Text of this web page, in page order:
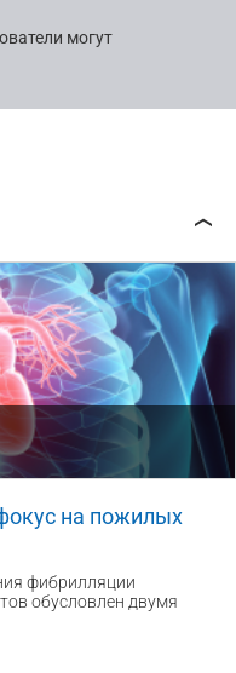
могут
на пожилых
фибрилляции
обусловлен двумя